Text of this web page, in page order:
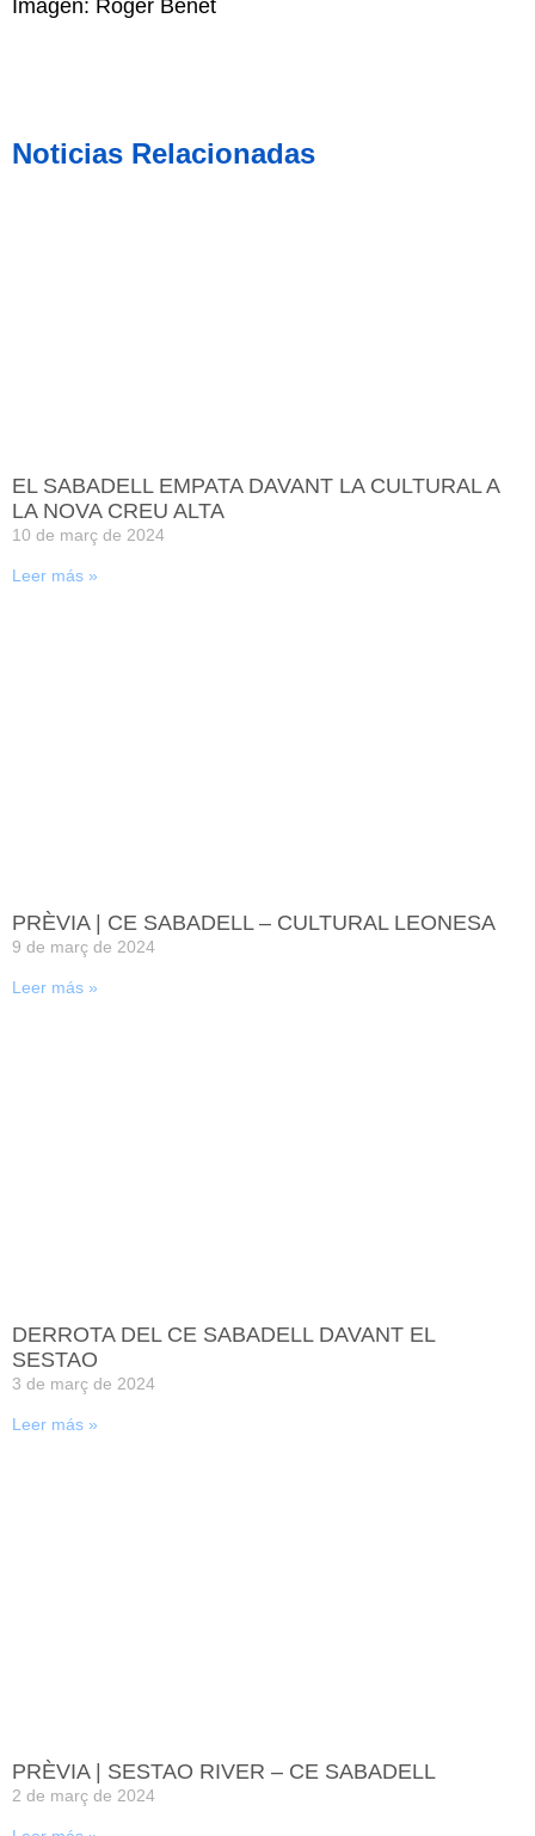
Imagen: Roger Benet
Noticias Relacionadas
EL SABADELL EMPATA DAVANT LA CULTURAL A
LA NOVA CREU ALTA
10 de març de 2024
Leer más »
PRÈVIA | CE SABADELL – CULTURAL LEONESA
9 de març de 2024
Leer más »
DERROTA DEL CE SABADELL DAVANT EL
SESTAO
3 de març de 2024
Leer más »
PRÈVIA | SESTAO RIVER – CE SABADELL
2 de març de 2024